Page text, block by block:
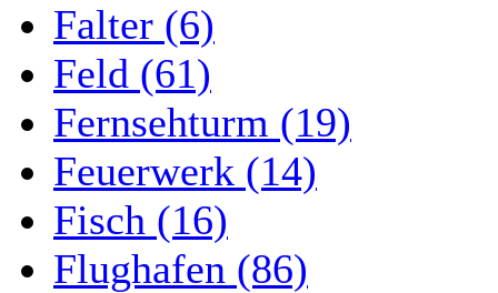
Falter (6)
Feld (61)
Fernsehturm (19)
Feuerwerk (14)
Fisch (16)
Flughafen (86)